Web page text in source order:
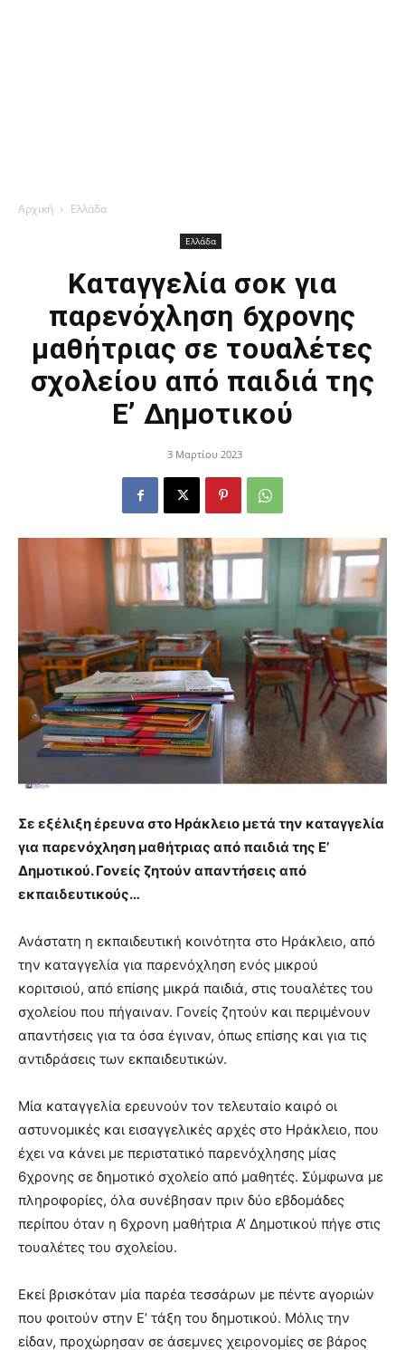
Αρχική Ελλάδα
Ελλάδα
Καταγγελία σοκ για
παρενόχληση 6χρονης
μαθήτριας σε τουαλέτες
σχολείου από παιδιά της
Ε’ Δημοτικού
3 Μαρτίου 2023
Σε εξέλιξη έρευνα στο Ηράκλειο μετά την καταγγελία
για παρενόχληση μαθήτριας από παιδιά της Ε’
Δημοτικού. Γονείς ζητούν απαντήσεις από
εκπαιδευτικούς…
Ανάστατη η εκπαιδευτική κοινότητα στο Ηράκλειο, από
την καταγγελία για παρενόχληση ενός μικρού
κοριτσιού, από επίσης μικρά παιδιά, στις τουαλέτες του
σχολείου που πήγαιναν. Γονείς ζητούν και περιμένουν
απαντήσεις για τα όσα έγιναν, όπως επίσης και για τις
αντιδράσεις των εκπαιδευτικών.
Μία καταγγελία ερευνούν τον τελευταίο καιρό οι
αστυνομικές και εισαγγελικές αρχές στο Ηράκλειο, που
έχει να κάνει με περιστατικό παρενόχλησης μίας
6χρονης σε δημοτικό σχολείο από μαθητές. Σύμφωνα με
πληροφορίες, όλα συνέβησαν πριν δύο εβδομάδες
περίπου όταν η 6χρονη μαθήτρια Α’ Δημοτικού πήγε στις
τουαλέτες του σχολείου.
Εκεί βρισκόταν μία παρέα τεσσάρων με πέντε αγοριών
που φοιτούν στην Ε’ τάξη του δημοτικού. Μόλις την
είδαν, προχώρησαν σε άσεμνες χειρονομίες σε βάρος